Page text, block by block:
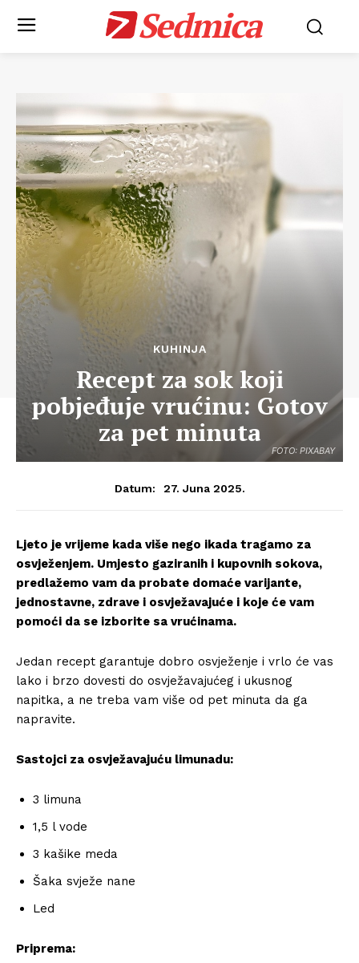
Sedmica
FOTO: PIXABAY
KUHINJA
Recept za sok koji
pobjeđuje vrućinu: Gotov
za pet minuta
Datum: 27. Juna 2025.
Ljeto je vrijeme kada više nego ikada tragamo za
osvježenjem. Umjesto gaziranih i kupovnih sokova,
predlažemo vam da probate domaće varijante,
jednostavne, zdrave i osvježavajuće i koje će vam
pomoći da se izborite sa vrućinama.
Jedan recept garantuje dobro osvježenje i vrlo će vas
lako i brzo dovesti do osvježavajućeg i ukusnog
napitka, a ne treba vam više od pet minuta da ga
napravite.
Sastojci za osvježavajuću limunadu:
3 limuna
1,5 l vode
3 kašike meda
Šaka svježe nane
Led
Priprema: